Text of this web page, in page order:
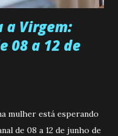
a Virgem:
08 a 12 de
mulher está esperando
de 08 a 12 de junho de